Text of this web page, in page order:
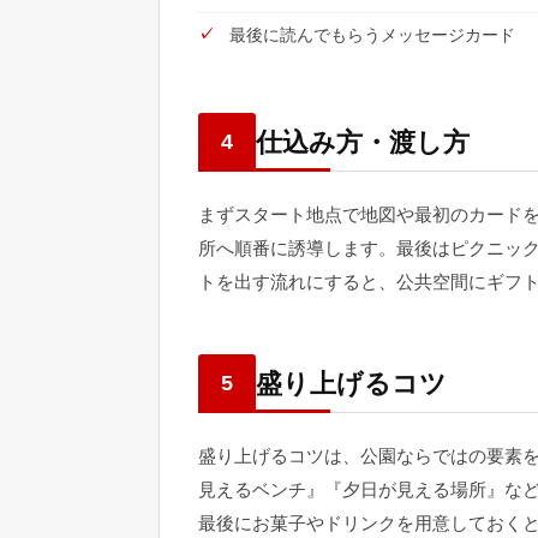
最後に読んでもらうメッセージカード
4 仕込み方・渡し方
まずスタート地点で地図や最初のカード
所へ順番に誘導します。最後はピクニッ
トを出す流れにすると、公共空間にギフ
5 盛り上げるコツ
盛り上げるコツは、公園ならではの要素
見えるベンチ』『夕日が見える場所』な
最後にお菓子やドリンクを用意しておく